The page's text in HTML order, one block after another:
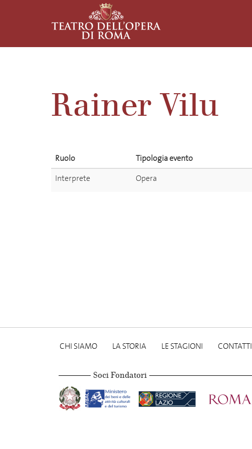
Rainer Vilu
Ruolo Tipologia evento
Interprete
Opera
CHI SIAMO LA STORIA LE STAGIONI CONTATTI
Soci Fondatori